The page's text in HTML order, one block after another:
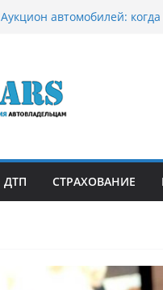
Аукцион автомобилей:
Срочный выкуп битых авто
автовладельцы выбирают
Бриллиантовые серьги:
может подойти
ДТП СТРАХОВАНИЕ